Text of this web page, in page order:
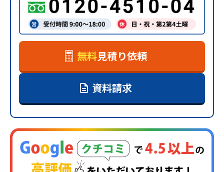
無料見積り依頼
資料請求